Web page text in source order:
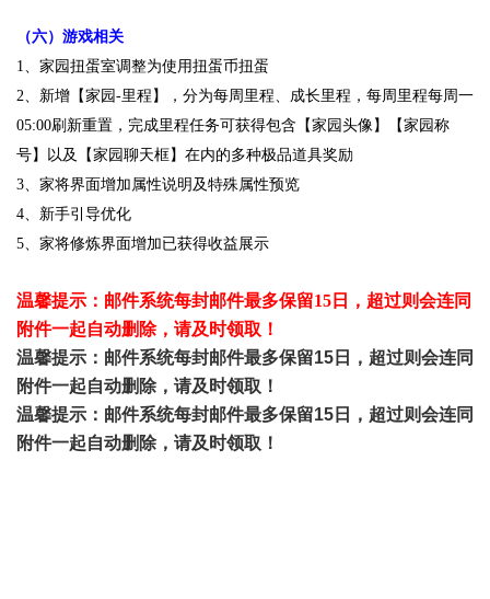
（六）游戏相关
1、家园扭蛋室调整为使用扭蛋币扭蛋
2、新增【家园-里程】，分为每周里程、成长里程，每周里程每周一
05:00刷新重置，完成里程任务可获得包含【家园头像】【家园称
号】以及【家园聊天框】在内的多种极品道具奖励
3、家将界面增加属性说明及特殊属性预览
4、新手引导优化
5、家将修炼界面增加已获得收益展示
温馨提示：邮件系统每封邮件最多保留15日，超过则会连同
附件一起自动删除，请及时领取！
温馨提示：邮件系统每封邮件最多保留15日，超过则会连同
附件一起自动删除，请及时领取！
温馨提示：邮件系统每封邮件最多保留15日，超过则会连同
附件一起自动删除，请及时领取！